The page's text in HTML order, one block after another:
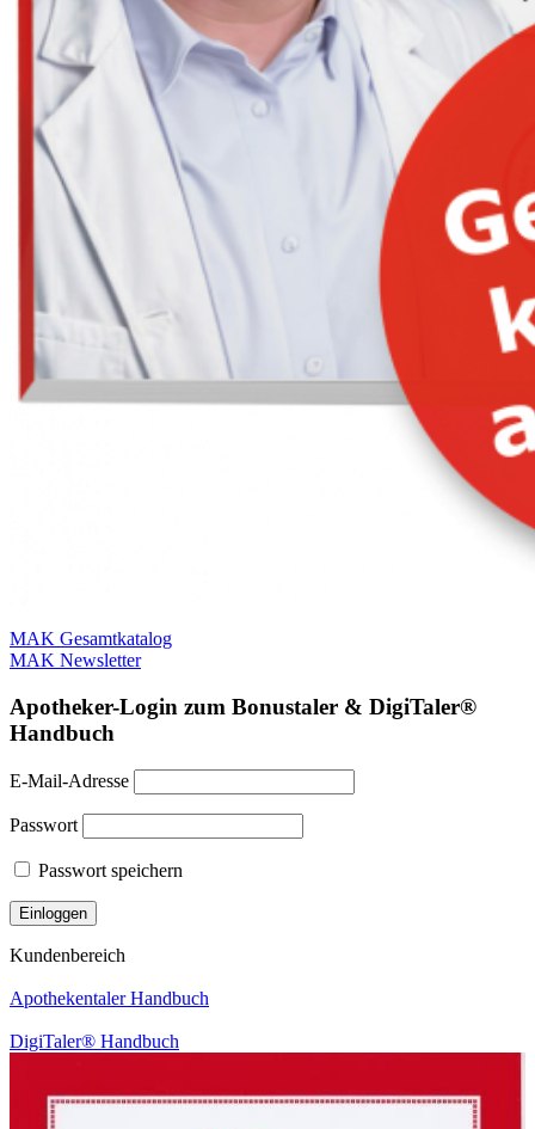
MAK Gesamtkatalog
MAK Newsletter
Apotheker-Login zum Bonustaler & DigiTaler®
Handbuch
E-Mail-Adresse
Passwort
Passwort speichern
Kundenbereich
Apothekentaler Handbuch
DigiTaler® Handbuch